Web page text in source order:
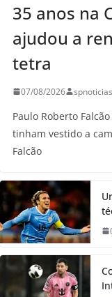
35 anos na
ajudou a
tetra
07/08/2026 spnoticias
Paulo Roberto
tinham vestido a
Falcão